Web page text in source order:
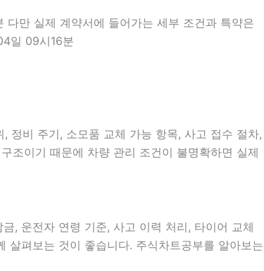
만 실제 계약서에 들어가는 세부 조건과 특약은
일 09시16분
정비 주기, 소모품 교체 가능 항목, 사고 접수 절차,
조이기 때문에 차량 관리 조건이 불명확하면 실제
, 운전자 연령 기준, 사고 이력 처리, 타이어 교체
펴보는 것이 좋습니다. 주식차트공부를 알아보는